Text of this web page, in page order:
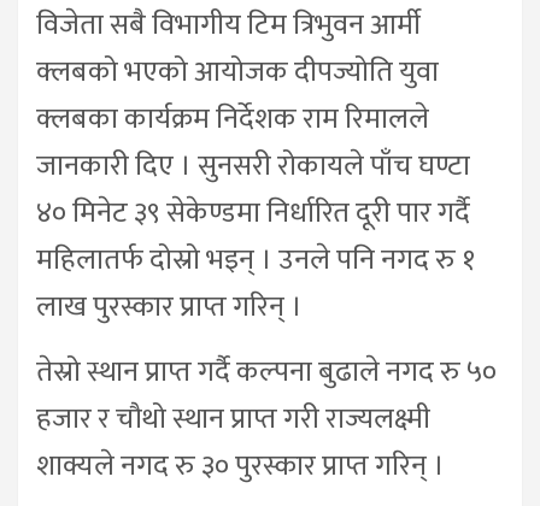
विजेता सबै विभागीय टिम त्रिभुवन आर्मी
क्लबको भएको आयोजक दीपज्योति युवा
क्लबका कार्यक्रम निर्देशक राम रिमालले
जानकारी दिए । सुनसरी रोकायले पाँच घण्टा
४० मिनेट ३९ सेकेण्डमा निर्धारित दूरी पार गर्दै
महिलातर्फ दोस्रो भइन् । उनले पनि नगद रु १
लाख पुरस्कार प्राप्त गरिन् ।
तेस्रो स्थान प्राप्त गर्दै कल्पना बुढाले नगद रु ५०
हजार र चौथो स्थान प्राप्त गरी राज्यलक्ष्मी
शाक्यले नगद रु ३० पुरस्कार प्राप्त गरिन् ।